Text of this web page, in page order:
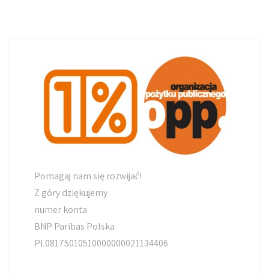
Pomagaj nam się rozwijać!
Z góry dziękujemy
numer konta
BNP Paribas Polska
PL08175010510000000021134406